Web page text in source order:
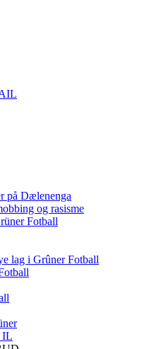
på Dælenenga
og rasisme
Fotball
lag i Grûner Fotball
IL